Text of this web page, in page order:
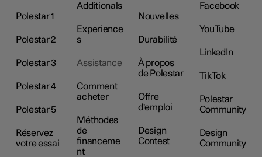
Polestar 1
Polestar 2
Polestar 3
Polestar 4
Polestar 5
Réservez
votre essai
Additionals
Experience
s
Assistance
Comment
acheter
Méthodes
de
financeme
nt
Nouvelles
Durabilité
À propos
de Polestar
Offre
d'emploi
Design
Contest
Facebook
YouTube
LinkedIn
TikTok
Polestar
Community
Design
Community